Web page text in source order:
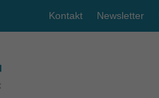
Kontakt Newsletter